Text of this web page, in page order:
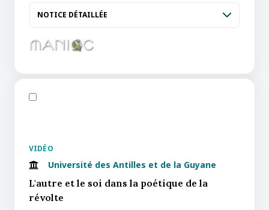
NOTICE DÉTAILLÉE
VIDÉO
Université des Antilles et de la Guyane
L'autre et le soi dans la poétique de la
révolte